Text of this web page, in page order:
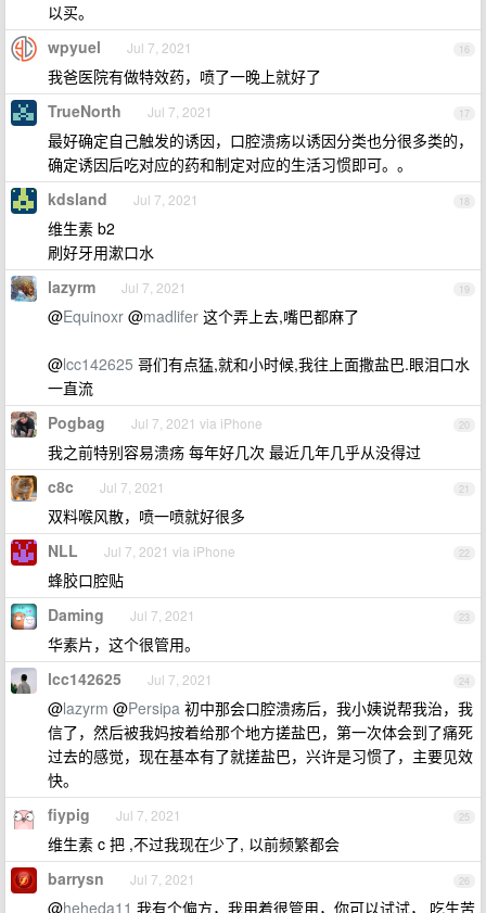
以买。
16
wpyuel Jul 7, 2021
我爸医院有做特效药，喷了一晚上就好了
17
TrueNorth Jul 7, 2021
最好确定自己触发的诱因，口腔溃疡以诱因分类也分很多类的，
确定诱因后吃对应的药和制定对应的生活习惯即可。。
18
kdsland Jul 7, 2021
维生素 b2
刷好牙用漱口水
19
lazyrm Jul 7, 2021
@Equinoxr @madlifer 这个弄上去,嘴巴都麻了
@lcc142625 哥们有点猛,就和小时候,我往上面撒盐巴.眼泪口水
一直流
20
Pogbag Jul 7, 2021 via iPhone
我之前特别容易溃疡 每年好几次 最近几年几乎从没得过
21
c8c Jul 7, 2021
双料喉风散，喷一喷就好很多
22
NLL Jul 7, 2021 via iPhone
蜂胶口腔贴
23
Daming Jul 7, 2021
华素片，这个很管用。
24
lcc142625 Jul 7, 2021
@lazyrm @Persipa 初中那会口腔溃疡后，我小姨说帮我治，我
信了，然后被我妈按着给那个地方搓盐巴，第一次体会到了痛死
过去的感觉，现在基本有了就搓盐巴，兴许是习惯了，主要见效
快。
25
fiypig Jul 7, 2021
维生素 c 把 ,不过我现在少了, 以前频繁都会
26
barrysn Jul 7, 2021
@heheda11 我有个偏方，我用着很管用，你可以试试， 吃生苦